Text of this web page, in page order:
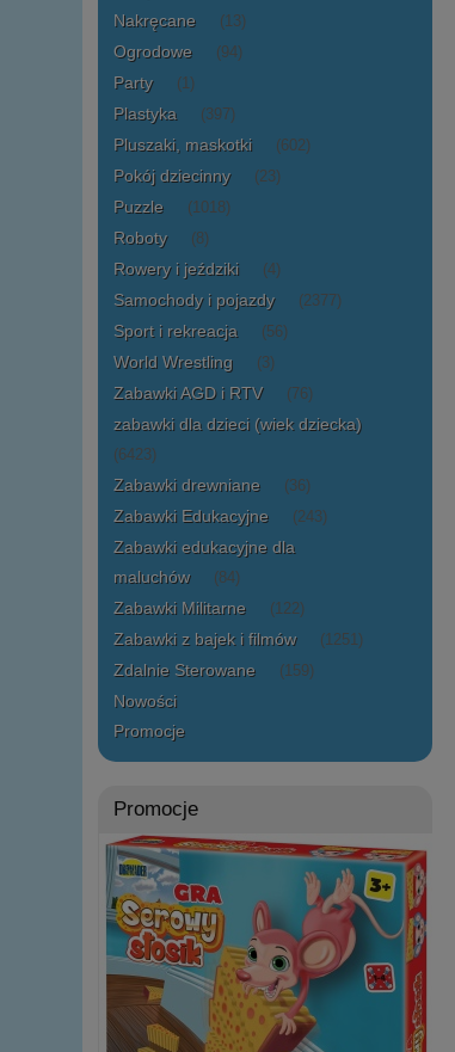
Nakręcane (13)
Ogrodowe (94)
Party (1)
Plastyka (397)
Pluszaki, maskotki (602)
Pokój dziecinny (23)
Puzzle (1018)
Roboty (8)
Rowery i jeździki (4)
Samochody i pojazdy (2377)
Sport i rekreacja (56)
World Wrestling (3)
Zabawki AGD i RTV (76)
zabawki dla dzieci (wiek dziecka)
(6423)
Zabawki drewniane (36)
Zabawki Edukacyjne (243)
Zabawki edukacyjne dla
maluchów
(84)
Zabawki Militarne (122)
Zabawki z bajek i filmów (1251)
Zdalnie Sterowane (159)
Nowości
Promocje
Promocje